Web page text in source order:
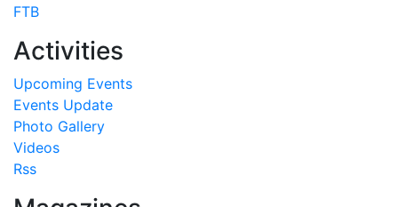
FTB
Activities
Upcoming Events
Events Update
Photo Gallery
Videos
Rss